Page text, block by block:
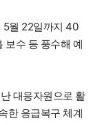
5월 22일까지 40
보수 등 풍수해 예
대응자원으로 활
한 응급복구 체계